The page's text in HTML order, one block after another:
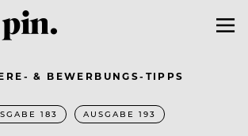
& BEWERBUNGS-TIPPS
183 AUSGABE 193